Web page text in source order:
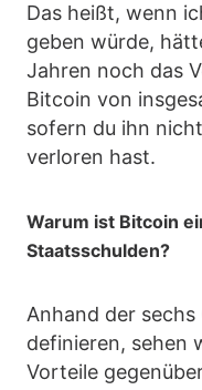
Das heißt, wenn
geben würde,
Jahren noch das
Bitcoin von
sofern du ihn
verloren hast.
Warum ist Bitcoin
Staatsschulden?
Anhand der sechs
definieren, sehen
Vorteile